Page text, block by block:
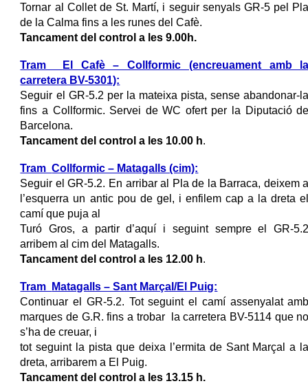
Tornar al Collet de St. Martí, i seguir senyals GR-5 pel
de la Calma fins a les runes del Cafè.
Tancament del control a les9.00h.
Tram
El Cafè – Collformic (encreuament amb
carretera BV-5301):
Seguir el GR-5.2 per la mateixa pista, sense abandonar-
fins a Collformic. Servei de WC ofert per la Diputació
Barcelona.
Tancament del control a les 10.00 h.
TramCollformic – Matagalls (cim):
Seguir el GR-5.2. En arribar al Pla de la Barraca, deixem
l’esquerra un antic pou de gel, i enfilem cap a la dreta
camí que puja al
Turó Gros, a partir d’aquí i seguint sempre el GR-
arribem al cim del Matagalls.
Tancament del control a les 12.00 h.
Tram
Matagalls – Sant Marçal/El Puig:
Continuar el GR-5.2. Tot seguint el camí assenyalat
marques de G.R. fins a trobar la carretera BV-5114 que
s’ha de creuar, i
tot seguint la pista que deixa l’ermita de Sant Marçal a
dreta, arribarem a El Puig.
Tancament del control a les 13.15 h.